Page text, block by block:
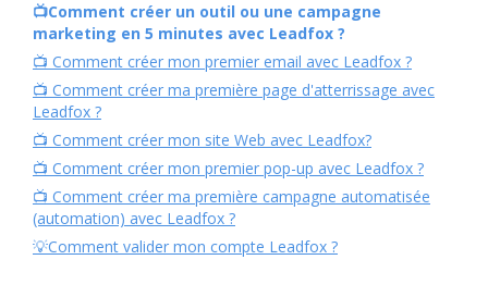
📺Comment créer un outil ou une campagne
marketing en 5 minutes avec Leadfox ?
📺 Comment créer mon premier email avec Leadfox ?
📺 Comment créer ma première page d'atterrissage avec
Leadfox ?
📺 Comment créer mon site Web avec Leadfox?
📺 Comment créer mon premier pop-up avec Leadfox ?
📺 Comment créer ma première campagne automatisée
(automation) avec Leadfox ?
💡Comment valider mon compte Leadfox ?